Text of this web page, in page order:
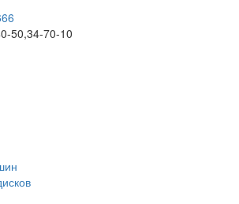
50,34-70-10